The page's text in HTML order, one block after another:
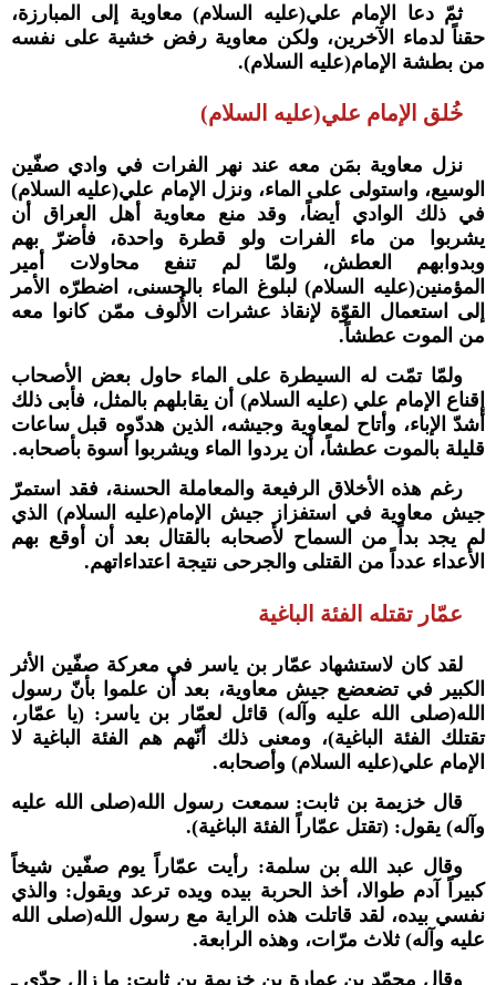
ثمّ دعا الإمام علي(عليه السلام) معاوية إلى المبارزة،
حقناً لدماء الآخرين، ولكن معاوية رفض خشية على نفسه
من بطشة الإمام(عليه السلام).
خُلق الإمام علي(عليه السلام)
نزل معاوية بمَن معه عند نهر الفرات في وادي صفّين
الوسيع، واستولى على الماء، ونزل الإمام علي(عليه السلام)
في ذلك الوادي أيضاً، وقد منع معاوية أهل العراق أن
يشربوا من ماء الفرات ولو قطرة واحدة، فأضرّ بهم
وبدوابهم العطش، ولمّا لم تنفع محاولات أمير
المؤمنين(عليه السلام) لبلوغ الماء بالحسنى، اضطرّه الأمر
إلى استعمال القوّة لإنقاذ عشرات الأُلوف ممّن كانوا معه
من الموت عطشاً.
ولمّا تمّت له السيطرة على الماء حاول بعض الأصحاب
إقناع الإمام علي (عليه السلام) أن يقابلهم بالمثل، فأبى ذلك
أشدّ الإباء، وأتاح لمعاوية وجيشه، الذين هددّوه قبل ساعات
قليلة بالموت عطشاً، أن يردوا الماء ويشربوا أسوة بأصحابه.
رغم هذه الأخلاق الرفيعة والمعاملة الحسنة، فقد استمرّ
جيش معاوية في استفزاز جيش الإمام(عليه السلام) الذي
لم يجد بداً من السماح لأصحابه بالقتال بعد أن أوقع بهم
الأعداء عدداً من القتلى والجرحى نتيجة اعتداءاتهم.
عمّار تقتله الفئة الباغية
لقد كان لاستشهاد عمّار بن ياسر في معركة صفّين الأثر
الكبير في تضعضع جيش معاوية، بعد أن علموا بأنّ رسول
الله(صلى الله عليه وآله) قائل لعمّار بن ياسر: (يا عمّار،
تقتلك الفئة الباغية)، ومعنى ذلك أنّهم هم الفئة الباغية لا
الإمام علي(عليه السلام) وأصحابه.
قال خزيمة بن ثابت: سمعت رسول الله(صلى الله عليه
وآله) يقول: (تقتل عمّاراً الفئة الباغية).
وقال عبد الله بن سلمة: رأيت عمّاراً يوم صفّين شيخاً
كبيراً آدم طوالا، أخذ الحربة بيده ويده ترعد ويقول: والذي
نفسي بيده، لقد قاتلت هذه الراية مع رسول الله(صلى الله
عليه وآله) ثلاث مرّات، وهذه الرابعة.
وقال محمّد بن عمارة بن خزيمة بن ثابت: ما زال جدّي ـ